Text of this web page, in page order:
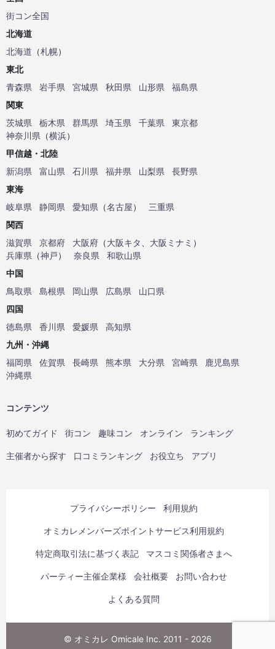
街コン全国
北海道
北海道 （札幌）
東北
青森県
岩手県 宮城県 秋田県 山形県
福島県
関東
茨城県
栃木県 群馬県 埼玉県 千葉県
東京都
神奈川県 （横浜）
甲信越・北陸
新潟県
富山県 石川県 福井県 山梨県
長野県
東海
岐阜県
静岡県 愛知県 （名古屋）
三重県
関西
滋賀県
京都府 大阪府 （大阪キタ 大阪ミナミ ）
兵庫県 （神戸） 奈良県
和歌山県
中国
鳥取県
島根県 岡山県 広島県
山口県
四国
徳島県
香川県 愛媛県
高知県
九州・沖縄
福岡県
佐賀県 長崎県 熊本県 大分県 宮崎県
鹿児島県
沖縄県
コンテンツ
初めてガイド 街コン 趣味コン オンライン ランキング
主催者から探す 口コミランキング お役立ち アプリ
プライバシーポリシー 利用規約
オミカレメンバーズポイントサービス利用規約
特定商取引法に基づく表記 マスコミ関係者さまへ
パーティー主催企業様 会社概要 お問い合わせ
よくある質問
© オミカレ Omicale Inc. 2011 - 2026